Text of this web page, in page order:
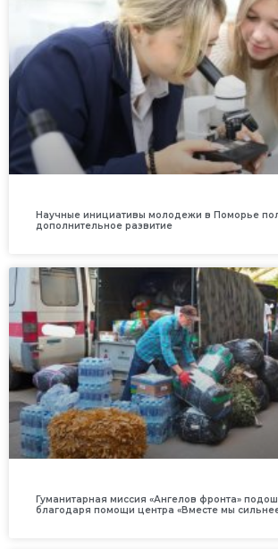
Научные инициативы молодежи в Поморье
дополнительное развитие
Гуманитарная миссия «Ангелов фронта»
благодаря помощи центра «Вместе мы